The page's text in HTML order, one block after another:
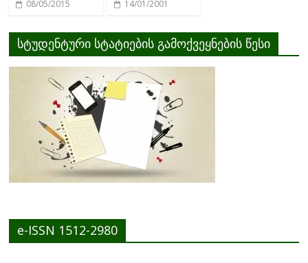
08/05/2015 14/01/2001
სტუდენტური სტატიების გამოქვეყნების წესი
e-ISSN 1512-2980